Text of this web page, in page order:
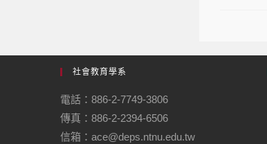
社會教育學系
電話：886-2-7749-3806
傳真：886-2-2394-6506
信箱：ace@deps.ntnu.edu.tw